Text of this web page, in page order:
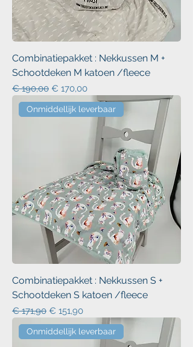
Combinatiepakket : Nekkussen M +
Schootdeken M katoen /fleece
Normale prijs
€ 190,00 Verkoopprijs
€ 170,00
Onmiddellijk leverbaar
Combinatiepakket : Nekkussen S +
Schootdeken S katoen /fleece
Normale prijs
€ 171,90 Verkoopprijs
€ 151,90
Onmiddellijk leverbaar